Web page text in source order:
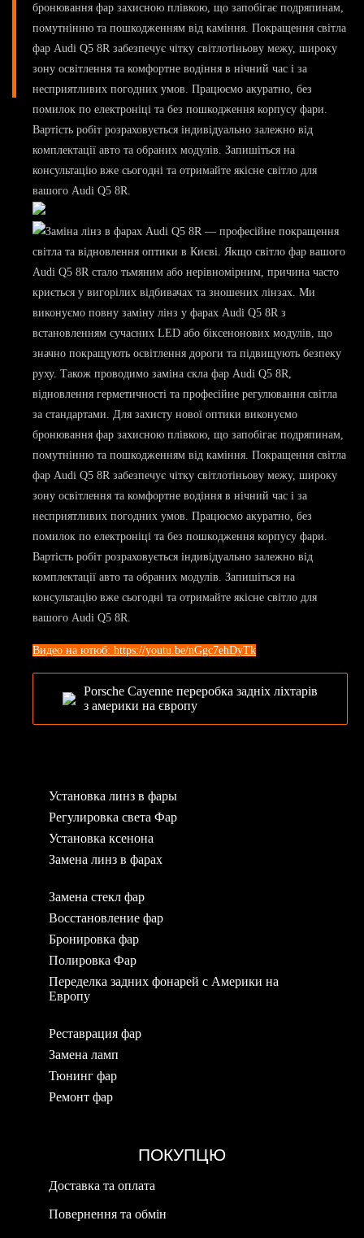
Видео на ютюб: https://youtu.be/nGgc7ehDyTk
Porsche Cayenne переробка задніх ліхтарів
з америки на європу
Установка линз в фары
Регулировка света Фар
Установка ксенона
Замена линз в фарах
Замена стекл фар
Восстановление фар
Бронировка фар
Полировка Фар
Переделка задних фонарей с Америки на
Европу
Реставрация фар
Замена ламп
Тюнинг фар
Ремонт фар
ПОКУПЦЮ
Доставка та оплата
Повернення та обмін